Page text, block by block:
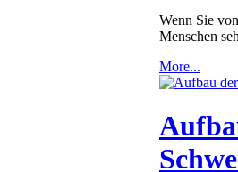
Wenn Sie
Menschen
More...